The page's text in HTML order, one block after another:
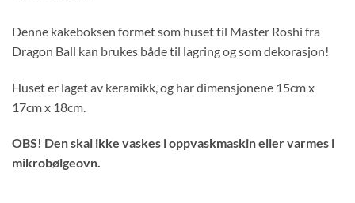
Denne kakeboksen formet som huset til Master Roshi fra
Dragon Ball kan brukes både til lagring og som dekorasjon!
Huset er laget av keramikk, og har dimensjonene 15cm x
17cm x 18cm.
OBS! Den skal ikke vaskes i oppvaskmaskin eller varmes i
mikrobølgeovn.